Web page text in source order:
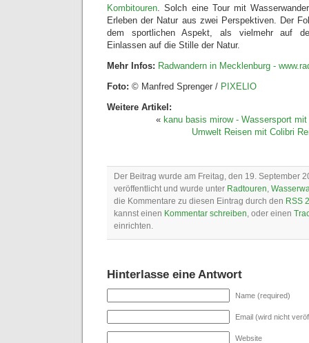
Kombitouren. Solch eine Tour mit
Erleben der Natur aus zwei Perspektiven. Der
dem sportlichen Aspekt, als vielmehr auf
Einlassen auf die Stille der Natur.
Mehr Infos: Radwandern in Mecklenburg -
Foto: © Manfred Sprenger / PIXELIO
Weitere Artikel:
« kanu basis mirow - Wassersport
Umwelt Reisen mit Colibri
Der Beitrag wurde am Freitag, den 19. September
veröffentlicht und wurde unter Radtouren,
die Kommentare zu diesen Eintrag durch den RSS
kannst einen Kommentar schreiben, oder einen
einrichten.
Hinterlasse eine Antwort
Name (required)
Email (wird nicht
Website